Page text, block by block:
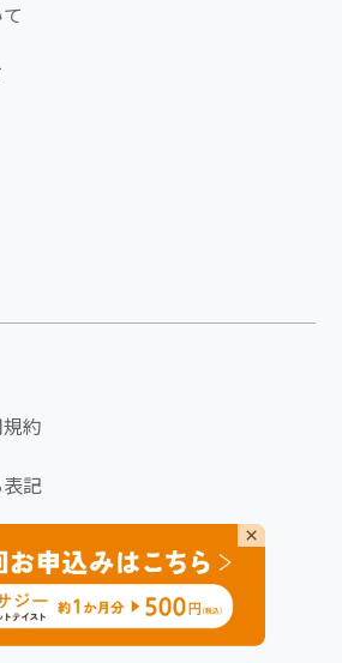
×
約
記
Co., Ltd. All Right Reserved.